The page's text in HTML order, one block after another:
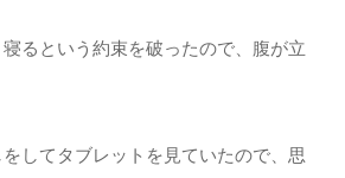
るという約束を破ったので、腹が立
してタブレットを見ていたので、思